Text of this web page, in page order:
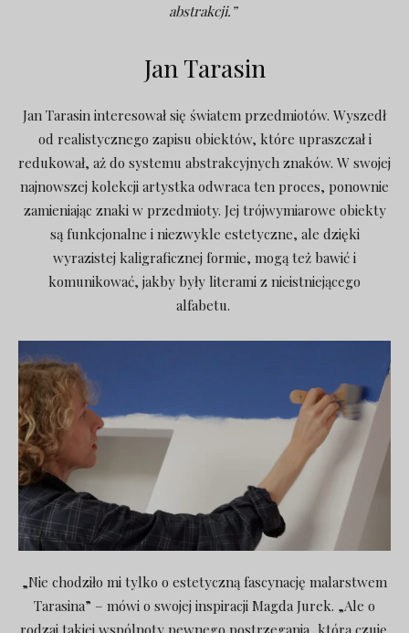
abstrakcji.”
Jan Tarasin
Jan Tarasin interesował się światem przedmiotów. Wyszedł
od realistycznego zapisu obiektów, które upraszczał i
redukował, aż do systemu abstrakcyjnych znaków. W swojej
najnowszej kolekcji artystka odwraca ten proces, ponownie
zamieniając znaki w przedmioty. Jej trójwymiarowe obiekty
są funkcjonalne i niezwykle estetyczne, ale dzięki
wyrazistej kaligraficznej formie, mogą też bawić i
komunikować, jakby były literami z nieistniejącego
alfabetu.
„Nie chodziło mi tylko o estetyczną fascynację malarstwem
Tarasina” – mówi o swojej inspiracji Magda Jurek. „Ale o
rodzaj takiej wspólnoty pewnego postrzegania, którą czuję.